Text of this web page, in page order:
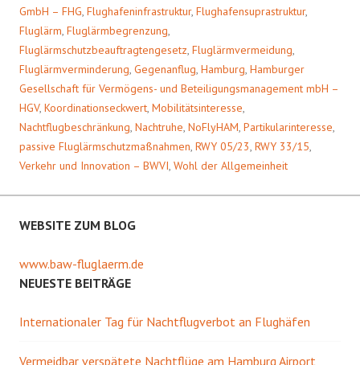
GmbH – FHG, Flughafeninfrastruktur, Flughafensuprastruktur,
Fluglärm, Fluglärmbegrenzung,
Fluglärmschutzbeauftragtengesetz, Fluglärmvermeidung,
Fluglärmverminderung, Gegenanflug, Hamburg, Hamburger
Gesellschaft für Vermögens- und Beteiligungsmanagement mbH –
HGV, Koordinationseckwert, Mobilitätsinteresse,
Nachtflugbeschränkung, Nachtruhe, NoFlyHAM, Partikularinteresse,
passive Fluglärmschutzmaßnahmen, RWY 05/23, RWY 33/15,
Verkehr und Innovation – BWVI, Wohl der Allgemeinheit
WEBSITE ZUM BLOG
www.baw-fluglaerm.de
NEUESTE BEITRÄGE
Internationaler Tag für Nachtflugverbot an Flughäfen
Vermeidbar verspätete Nachtflüge am Hamburg Airport